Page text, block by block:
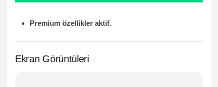
Premium özellikler aktif.
Ekran Görüntüleri